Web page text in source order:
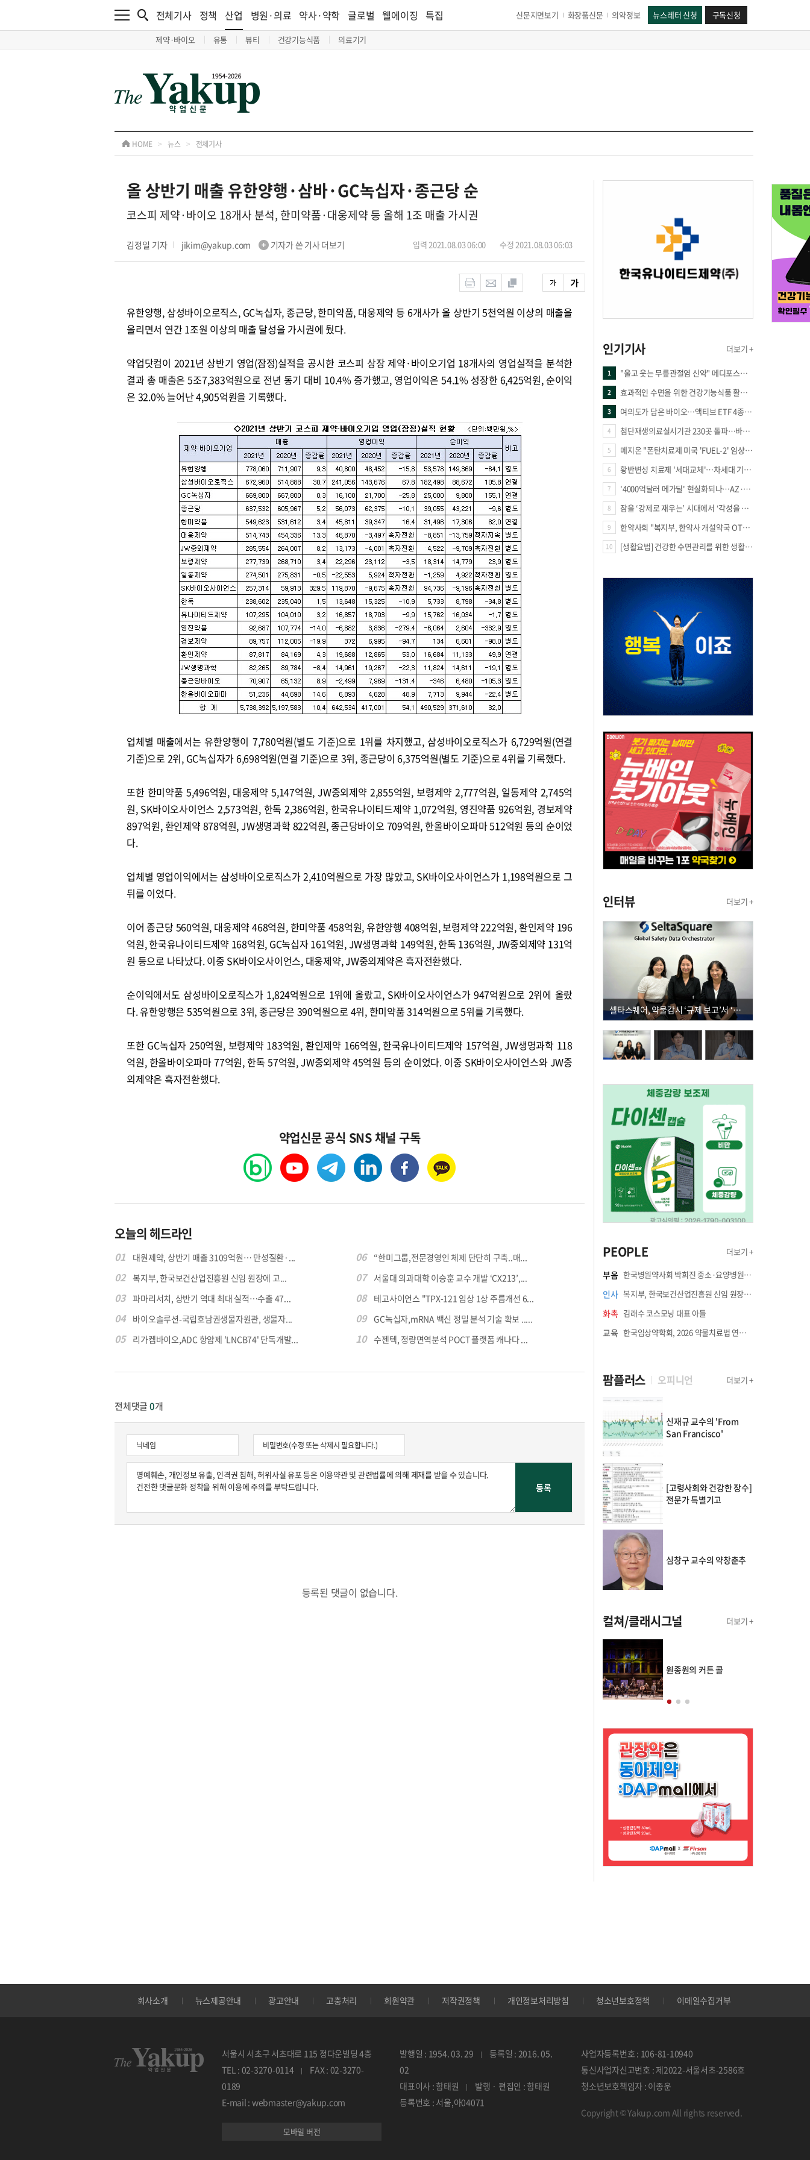
전체기사 정책 산업
제약·바이오 유통 뷰티 건강기능식품 의료기기
병원·의료 약사·약학 글로벌 웰에이징 특집 신문지면보기 화장품신문 의약정보 뉴스레터 신청 구독신청
HOME > 뉴스 > 전체기사
올 상반기 매출 유한양행·삼바·GC녹십자·종근당 순
코스피 제약·바이오 18개사 분석, 한미약품·대웅제약 등 올해 1조 매출 가시권
김정일 기자 jikim@yakup.com 기자가 쓴 기사 더보기 입력 2021.08.03 06:00 수정 2021.08.03 06:03
유한양행, 삼성바이오로직스, GC녹십자, 종근당, 한미약품, 대웅제약 등 6개사가 올 상반기 5천억원 이상의 매출을
올리면서 연간 1조원 이상의 매출 달성을 가시권에 뒀다.
약업닷컴이 2021년 상반기 영업(잠정)실적을 공시한 코스피 상장 제약·바이오기업 18개사의 영업실적을 분석한
결과 총 매출은 5조7,383억원으로 전년 동기 대비 10.4% 증가했고, 영업이익은 54.1% 성장한 6,425억원, 순이익
은 32.0% 늘어난 4,905억원을 기록했다.
업체별 매출에서는 유한양행이 7,780억원(별도 기준)으로 1위를 차지했고, 삼성바이오로직스가 6,729억원(연결
기준)으로 2위, GC녹십자가 6,698억원(연결 기준)으로 3위, 종근당이 6,375억원(별도 기준)으로 4위를 기록했다.
또한 한미약품 5,496억원, 대웅제약 5,147억원, JW중외제약 2,855억원, 보령제약 2,777억원, 일동제약 2,745억
원, SK바이오사이언스 2,573억원, 한독 2,386억원, 한국유나이티드제약 1,072억원, 영진약품 926억원, 경보제약
897억원, 환인제약 878억원, JW생명과학 822억원, 종근당바이오 709억원, 한올바이오파마 512억원 등의 순이었
다.
업체별 영업이익에서는 삼성바이오로직스가 2,410억원으로 가장 많았고, SK바이오사이언스가 1,198억원으로 그
뒤를 이었다.
이어 종근당 560억원, 대웅제약 468억원, 한미약품 458억원, 유한양행 408억원, 보령제약 222억원, 환인제약 196
억원, 한국유나이티드제약 168억원, GC녹십자 161억원, JW생명과학 149억원, 한독 136억원, JW중외제약 131억
원 등으로 나타났다. 이중 SK바이오사이언스, 대웅제약, JW중외제약은 흑자전환했다.
순이익에서도 삼성바이오로직스가 1,824억원으로 1위에 올랐고, SK바이오사이언스가 947억원으로 2위에 올랐
다. 유한양행은 535억원으로 3위, 종근당은 390억원으로 4위, 한미약품 314억원으로 5위를 기록했다.
또한 GC녹십자 250억원, 보령제약 183억원, 환인제약 166억원, 한국유나이티드제약 157억원, JW생명과학 118
억원, 한올바이오파마 77억원, 한독 57억원, JW중외제약 45억원 등의 순이었다. 이중 SK바이오사이언스와 JW중
외제약은 흑자전환했다.
약업신문 공식 SNS 채널 구독
오늘의 헤드라인
01 대원제약, 상반기 매출 3109억원… 만성질환·...
02 복지부, 한국보건산업진흥원 신임 원장에 고...
03 파마리서치, 상반기 역대 최대 실적…수출 47...
04 바이오솔루션-국립호남권생물자원관, 생물자...
05 리가켐바이오,ADC 항암제 'LNCB74' 단독개발...
06 “한미그룹,전문경영인 체제 단단히 구축..매...
07 서울대 의과대학 이승훈 교수 개발 ‘CX213’,...
08 테고사이언스 "TPX-121 임상 1상 주름개선 6...
09 GC녹십자,mRNA 백신 정밀 분석 기술 확보 .....
10 수젠텍, 정량면역분석 POCT 플랫폼 캐나다 ...
전체댓글0개
등록된 댓글이 없습니다.
인기기사 더보기 +
1 "울고 웃는 무릎관절염 신약" 메디포스트·강스템·네이처셀 전진, 코오롱티슈진 반전 과제
2 효과적인 수면을 위한 건강기능식품 활용법
3 여의도가 담은 바이오…액티브 ETF 4종의 선택은
4 첨단재생의료실시기관 230곳 돌파…바이오 새 시장 꿈틀
5 메지온 "폰탄치료제 미국 'FUEL-2' 임상 프로토콜 영국 승인"
6 황반변성 치료제 '세대교체'…차세대 기전 경쟁 본격화
7 '4000억달러 메가딜' 현실화되나…AZ·BMS 합병설에 글로벌 제약업계 촉각
8 잠을 ‘강제로 재우는’ 시대에서 ‘각성을 낮추는’ 시대로
9 한약사회 "복지부, 한약사 개설약국 OTC 공급 방해 더는 방관 말아야"
10 [생활요법] 건강한 수면관리를 위한 생활요법
인터뷰 더보기 +
셀타스퀘어, 약물감시 ‘규제 보고’서 ‘데이터 의사결정’으로 "PVX 전환 요구 커진다"
PEOPLE 더보기 +
부음 한국병원약사회 박희진 중소·요양병원이사(충청북도 청주의료원 약제팀장) 부친상
인사 복지부, 한국보건산업진흥원 신임 원장에 고상백 교수 임명
화촉 김래수 코스모닝 대표 아들
교육 한국임상약학회, 2026 약물치료법 연수강좌 8월 21일 개최
팜플러스 오피니언 더보기 +
신재규 교수의 'From
San Francisco'
[고령사회와 건강한 장수]
전문가 특별기고
심창구 교수의 약창춘추
컬쳐/클래시그널 더보기 +
원종원의 커튼 콜
회사소개 뉴스제공안내 광고안내 고충처리 회원약관 저작권정책 개인정보처리방침 청소년보호정책 이메일수집거부
서울시 서초구 서초대로 115 정다운빌딩 4층
TEL : 02-3270-0114
FAX : 02-3270-
0189
E-mail : webmaster@yakup.com
모바일 버전
발행일 : 1954. 03. 29
등록일 : 2016. 05.
02
대표이사 : 함태원
발행 · 편집인 : 함태원
등록번호 : 서울,아04071
사업자등록번호 : 106-81-10940
통신사업자신고번호 : 제2022-서울서초-2586호
청소년보호책임자 : 이종운
Copyright © Yakup.com All rights reserved.